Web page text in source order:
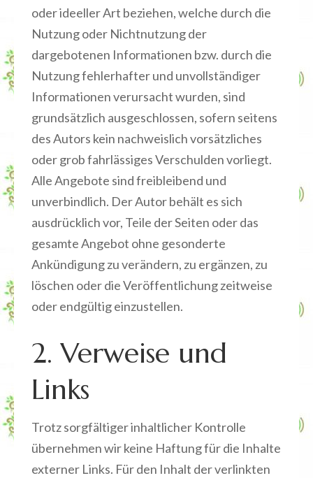
oder ideeller Art beziehen, welche durch die
Nutzung oder Nichtnutzung der
dargebotenen Informationen bzw. durch die
Nutzung fehlerhafter und unvollständiger
Informationen verursacht wurden, sind
grundsätzlich ausgeschlossen, sofern seitens
des Autors kein nachweislich vorsätzliches
oder grob fahrlässiges Verschulden vorliegt.
Alle Angebote sind freibleibend und
unverbindlich. Der Autor behält es sich
ausdrücklich vor, Teile der Seiten oder das
gesamte Angebot ohne gesonderte
Ankündigung zu verändern, zu ergänzen, zu
löschen oder die Veröffentlichung zeitweise
oder endgültig einzustellen.
2. Verweise und
Links
Trotz sorgfältiger inhaltlicher Kontrolle
übernehmen wir keine Haftung für die Inhalte
externer Links. Für den Inhalt der verlinkten